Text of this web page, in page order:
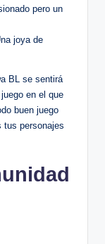
pero un
joya de
BL se sentirá
en el que
buen juego
tus personajes